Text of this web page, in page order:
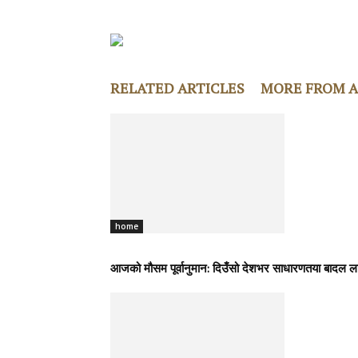
RELATED ARTICLES MORE FROM
home
आजको मौसम पूर्वानुमान: दिउँसो देशभर साधारणतया बादल